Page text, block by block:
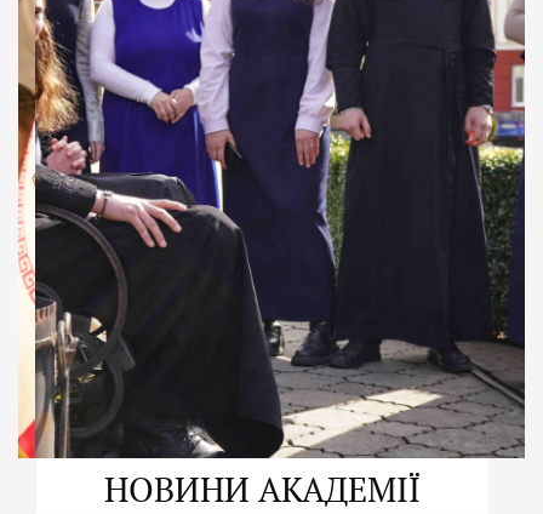
ДУХОВНО СИЛЬНІ!
ВПБА — спільнота, де
формується
покликання
Читати більше
НОВИНИ АКАДЕМІЇ